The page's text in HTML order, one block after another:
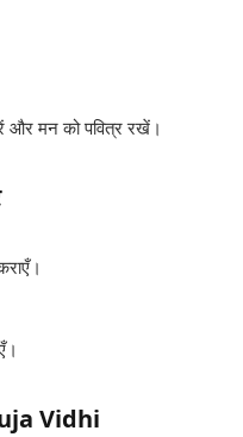
और मन को पवित्र रखें।
Vidhi